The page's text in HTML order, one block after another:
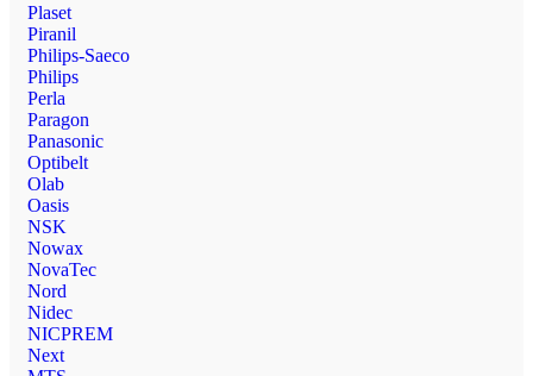
Plaset
Piranil
Philips-Saeco
Philips
Perla
Paragon
Panasonic
Optibelt
Olab
Oasis
NSK
Nowax
NovaTec
Nord
Nidec
NICPREM
Next